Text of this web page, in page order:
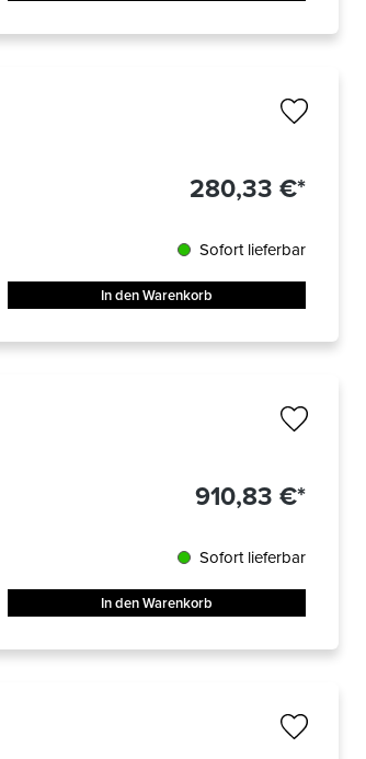
280,33 €*
Sofort lieferbar
In den Warenkorb
910,83 €*
Sofort lieferbar
In den Warenkorb